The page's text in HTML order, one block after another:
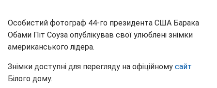
Особистий фотограф 44-го президента США Барака
Обами Піт Соуза опублікував свої улюблені знімки
американського лідера.
Знімки доступні для перегляду на офіційному сайт
Білого дому.